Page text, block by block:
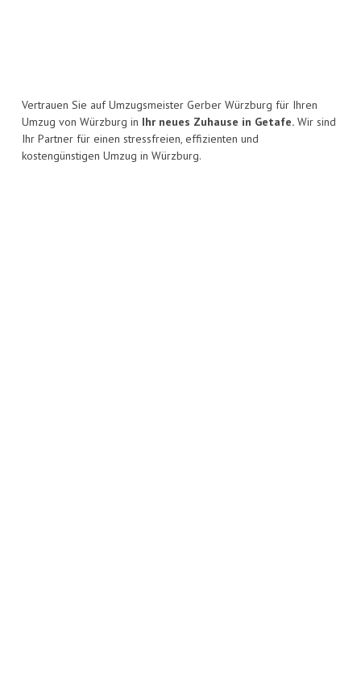
Vertrauen Sie auf Umzugsmeister Gerber Würzburg für Ihren
Umzug von Würzburg in Ihr neues Zuhause in Getafe. Wir sind
Ihr Partner für einen stressfreien, effizienten und
kostengünstigen Umzug in Würzburg.